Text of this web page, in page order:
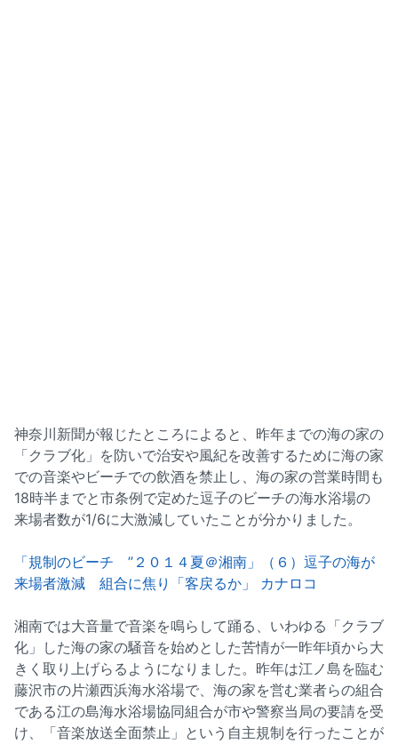
神奈川新聞が報じたところによると、昨年までの海の家の
「クラブ化」を防いで治安や風紀を改善するために海の家
での音楽やビーチでの飲酒を禁止し、海の家の営業時間も
18時半までと市条例で定めた逗子のビーチの海水浴場の
来場者数が1/6に大激減していたことが分かりました。
「規制のビーチ ”２０１４夏＠湘南」（６）逗子の海が
来場者激減 組合に焦り「客戻るか」 カナロコ
湘南では大音量で音楽を鳴らして踊る、いわゆる「クラブ
化」した海の家の騒音を始めとした苦情が一昨年頃から大
きく取り上げらるようになりました。昨年は江ノ島を臨む
藤沢市の片瀬西浜海水浴場で、海の家を営む業者らの組合
である江の島海水浴場協同組合が市や警察当局の要請を受
け、「音楽放送全面禁止」という自主規制を行ったことが